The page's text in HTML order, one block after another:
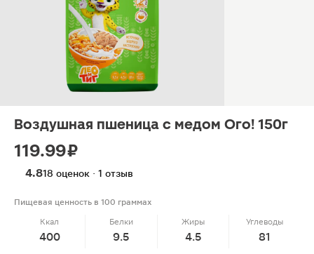
Воздушная пшеница с медом Ого! 150г
119.99 ₽
4.818 оценок · 1 отзыв
Пищевая ценность в 100 граммах
Ккал
400
Белки
9.5
Жиры
4.5
Углеводы
81